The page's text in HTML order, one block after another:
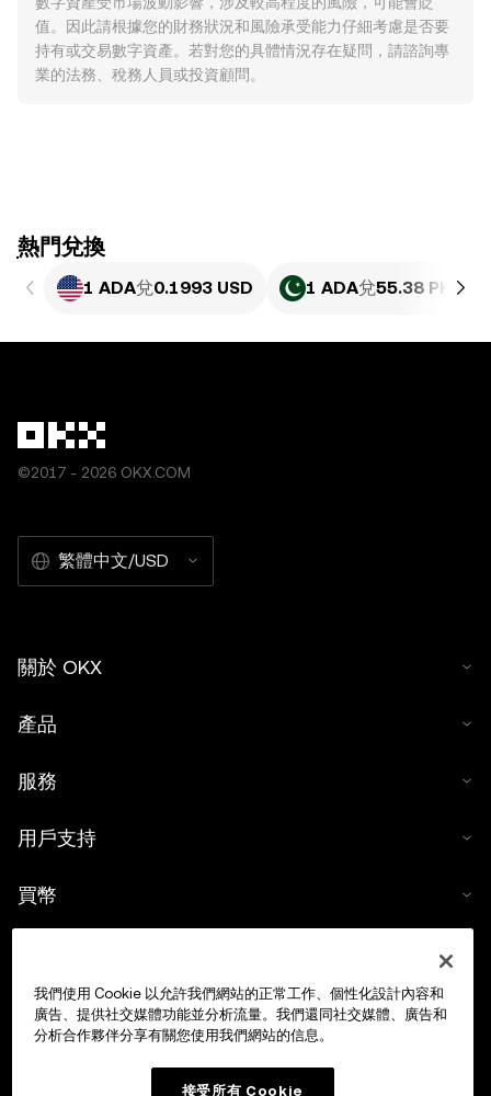
值。因此請根據您的財務狀況和風險承受能力仔細考慮是否要
持有或交易數字資產。若對您的具體情況存在疑問，請諮詢專
業的法務、稅務人員或投資顧問。
ִִִִִִִִִִִִִִִִִִִִִִִִִִִִִִִִִִִִִִִִִִִִִִִִ熱門兌換
1 ADA兌0.1993 USD 1 ADA兌55.38 PKR
©2017 - 2026 OKX.COM
繁體中文/USD
關於 OKX
產品
服務
用戶支持
買幣
交易
我們使用 Cookie 以允許我們網站的正常工作、個性化設計內容和
廣告、提供社交媒體功能並分析流量。我們還同社交媒體、廣告和
分析合作夥伴分享有關您使用我們網站的信息。
接受所有 Cookie